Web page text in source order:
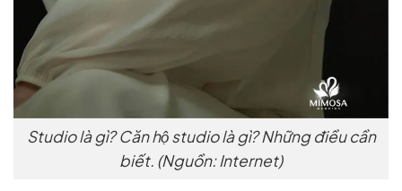
Studio là gì? Căn hộ studio là gì? Những điều cần
biết. (Nguồn: Internet)